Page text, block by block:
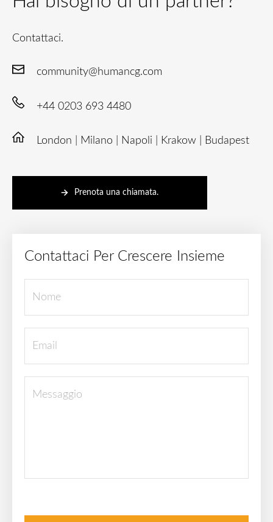
Contattaci.
community@humancg.com
+44 0203 693 4480
London | Milano | Napoli | Krakow | Budapest
Prenota una chiamata.
Contattaci Per Crescere Insieme